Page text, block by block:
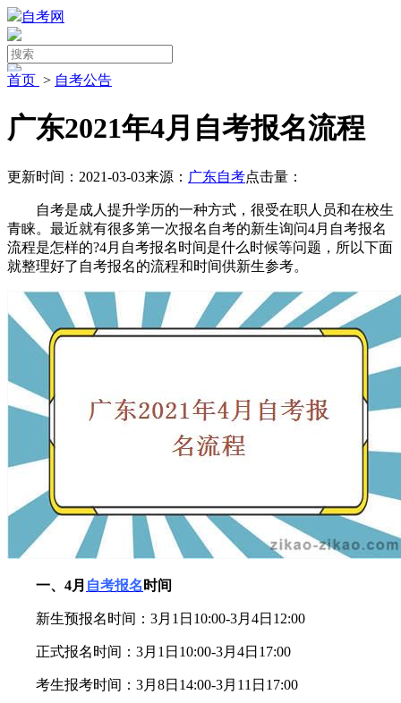
自考网
首页 > 自考公告
广东2021年4月自考报名流程
更新时间：2021-03-03来源： 广东自考点击量：
自考是成人提升学历的一种方式，很受在职人员和在校生
青睐。最近就有很多第一次报名自考的新生询问4月自考报名
流程是怎样的?4月自考报名时间是什么时候等问题，所以下面
就整理好了自考报名的流程和时间供新生参考。
一、4月 自考报名 时间
新生预报名时间：3月1日10:00-3月4日12:00
正式报名时间：3月1日10:00-3月4日17:00
考生报考时间：3月8日14:00-3月11日17:00